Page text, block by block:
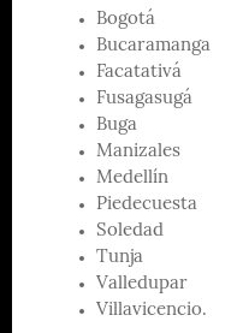
Bogotá
Bucaramanga
Facatativá
Fusagasugá
Buga
Manizales
Medellín
Piedecuesta
Soledad
Tunja
Valledupar
Villavicencio.